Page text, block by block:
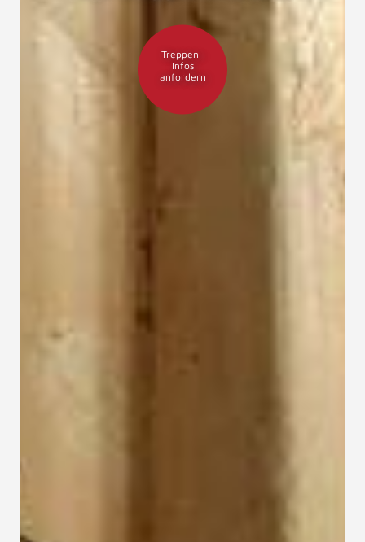
Treppen-
Infos
anfordern